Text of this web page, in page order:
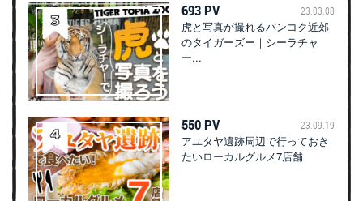
693 PV 23.03.08
虎と写真が撮れるバンコク近郊
のタイガーズー｜シーラチャ
ー...
550 PV 23.09.19
アユタヤ遺跡周辺で行っておき
たいローカルグルメ7店舗